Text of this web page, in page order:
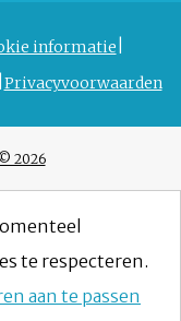
informatie
Privacyvoorwaarden
2026
te respecteren.
aan te passen